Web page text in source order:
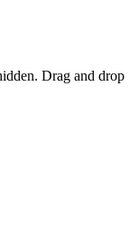
Drag and drop